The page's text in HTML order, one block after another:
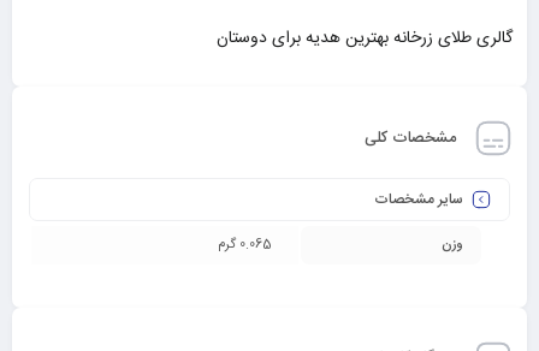
گالری طلای زرخانه بهترین هدیه برای دوستان
مشخصات کلی
سایر مشخصات
وزن 0.065 گرم